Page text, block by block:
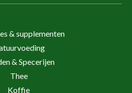
& supplementen
& Specerijen
Thee
Koffie